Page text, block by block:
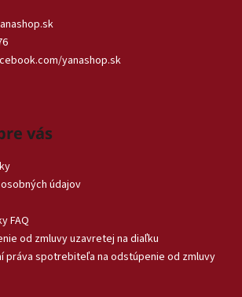
yanashop.sk
vás
údajov
FAQ
od zmluvy uzavretej na diaľku
práva spotrebiteľa na odstúpenie od zmluvy